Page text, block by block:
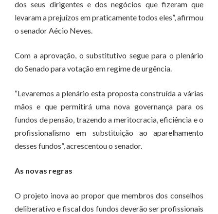
dos seus dirigentes e dos negócios que fizeram que
levaram a prejuízos em praticamente todos eles”, afirmou
o senador Aécio Neves.
Com a aprovação, o substitutivo segue para o plenário
do Senado para votação em regime de urgência.
“Levaremos a plenário esta proposta construída a várias
mãos e que permitirá uma nova governança para os
fundos de pensão, trazendo a meritocracia, eficiência e o
profissionalismo em substituição ao aparelhamento
desses fundos”, acrescentou o senador.
As novas regras
O projeto inova ao propor que membros dos conselhos
deliberativo e fiscal dos fundos deverão ser profissionais